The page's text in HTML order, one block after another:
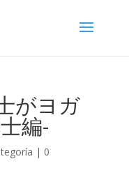
がヨガ
編-
| 0